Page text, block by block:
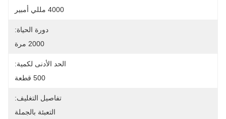
4000 مللي أمبير
دورة الحياة:
2000 مرة
الحد الأدنى لكمية:
500 قطعة
تفاصيل التغليف:
التعبئة بالجملة